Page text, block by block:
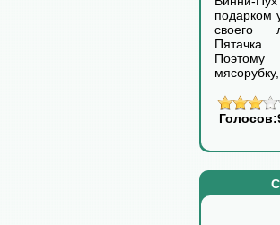
подарком
своего
Пятачка…